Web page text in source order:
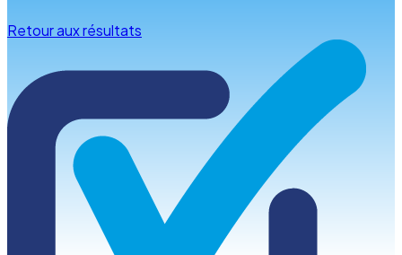
Retour aux résultats